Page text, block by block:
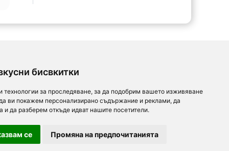
бисвкитки
технологии за проследяване, за да подобрим вашето изживяване
ви покажем персонализирано съдържание и реклами, да
и да разберем откъде идват нашите посетители.
се Промяна на предпочитанията